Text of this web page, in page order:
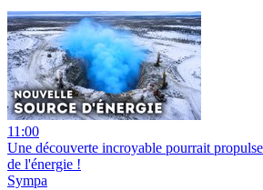
11:00
Une découverte incroyable pourrait
de l'énergie !
Sympa